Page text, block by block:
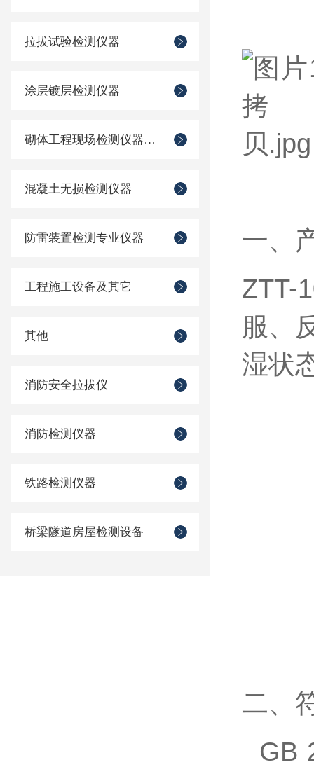
拉拔试验检测仪器
涂层镀层检测仪器
砌体工程现场检测仪器仪表
混凝土无损检测仪器
防雷装置检测专业仪器
工程施工设备及其它
其他
消防安全拉拔仪
消防检测仪器
铁路检测仪器
桥梁隧道房屋检测设备
一、
ZTT-
服、
湿状
二、
GB